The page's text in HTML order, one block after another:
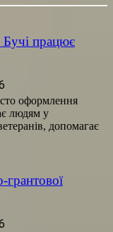
Бучі працює
оформлення
людям у
допомагає
грантової